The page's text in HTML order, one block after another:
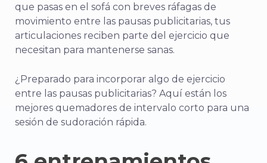
que pasas en el sofá con breves ráfagas de
movimiento entre las pausas publicitarias, tus
articulaciones reciben parte del ejercicio que
necesitan para mantenerse sanas.
¿Preparado para incorporar algo de ejercicio
entre las pausas publicitarias? Aquí están los
mejores quemadores de intervalo corto para una
sesión de sudoración rápida.